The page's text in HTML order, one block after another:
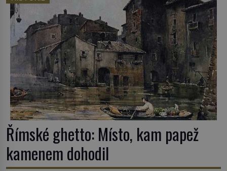
sledoval, když se například procházel uličkami
lotyšské Rigy? Casanova v Pobaltí kontaktoval
tamní zednářské lóže. Nebyl v této oblasti žádným
nováčkem, protože do zednářské […]
Římské ghetto: Místo, kam papež
kamenem dohodil